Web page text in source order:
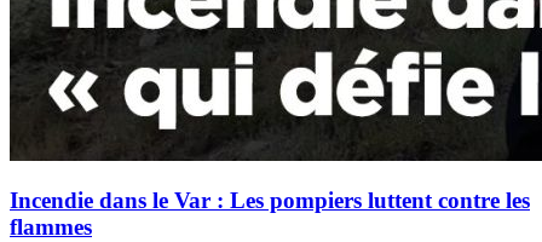
Incendie dans le Var : Les pompiers luttent contre les
flammes